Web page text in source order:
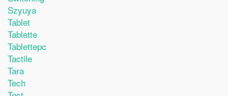
Szyuya
Tablet
Tablette
Tablettepc
Tactile
Tara
Tech